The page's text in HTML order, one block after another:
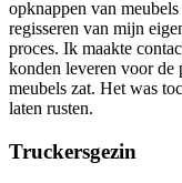
opknappen van
regisseren van mijn
proces. Ik maakte
konden leveren voor de
meubels zat. Het was
laten rusten.
Truckersgezin